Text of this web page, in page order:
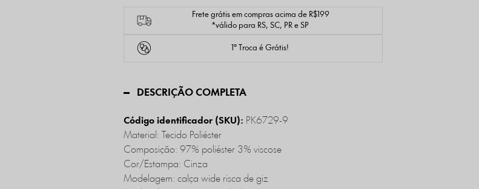
Frete grátis em compras acima de R$199
*válido para RS, SC, PR e SP
1ª Troca é Grátis!
DESCRIÇÃO COMPLETA
Código identificador (SKU): PK6729-9
Material: Tecido Poliéster
Composição: 97% poliéster 3% viscose
Cor/Estampa: Cinza
Modelagem: calça wide risca de giz